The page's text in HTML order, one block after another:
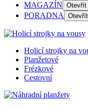
MAGAZÍN Otevřít
PORADNA Otevřít
Holicí strojky na
Planžetové
Frézkové
Cestovní